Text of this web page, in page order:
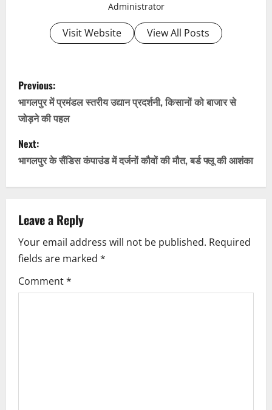
Administrator
Visit Website View All Posts
P
o
s
t
n
a
v
i
g
Previous:
भागलपुर में प्रमंडल स्तरीय उद्यान प्रदर्शनी, किसानों को बाजार से
जोड़ने की पहल
Next:
भागलपुर के सैंडिस कंपाउंड में दर्जनों कौवों की मौत, बर्ड फ्लू की आशंका
Leave a Reply
Your email address will not be published. Required
fields are marked *
Comment*